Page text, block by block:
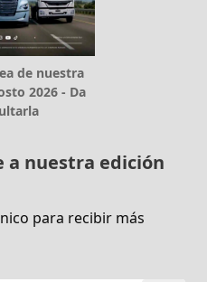
de nuestra
2026 - Da
a nuestra edición
para recibir más